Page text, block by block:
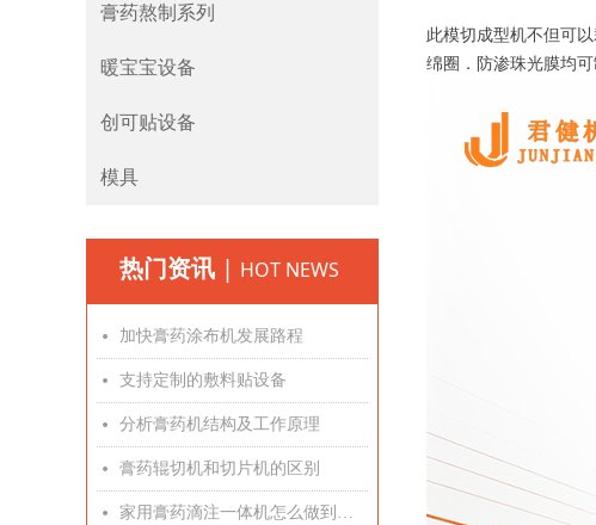
热门资讯 | HOT NEWS
넸 加快膏药涂布机发展路程
넸 支持定制的敷料贴设备
넸 分析膏药机结构及工作原理
넸 膏药辊切机和切片机的区别
넸 家用膏药滴注一体机怎么做到滴注精准
膏药熬制系列
暖宝宝设备
创可贴设备
模具
此模切成型机不但可
绵圈．防渗珠光膜均可